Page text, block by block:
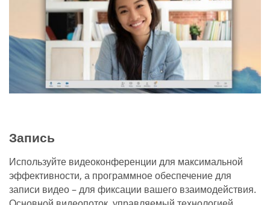
Запись
Используйте видеоконференции для максимальной
эффективности, а программное обеспечение для
записи видео – для фиксации вашего взаимодействия.